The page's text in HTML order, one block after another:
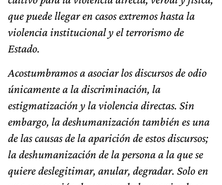
que puede llegar en casos extremos hasta la
violencia institucional y el terrorismo de
Estado.
Acostumbramos a asociar los discursos de odio
únicamente a la discriminación, la
estigmatización y la violencia directas. Sin
embargo, la deshumanización también es una
de las causas de la aparición de estos discursos;
la deshumanización de la persona a la que se
quiere deslegitimar, anular, degradar. Solo en